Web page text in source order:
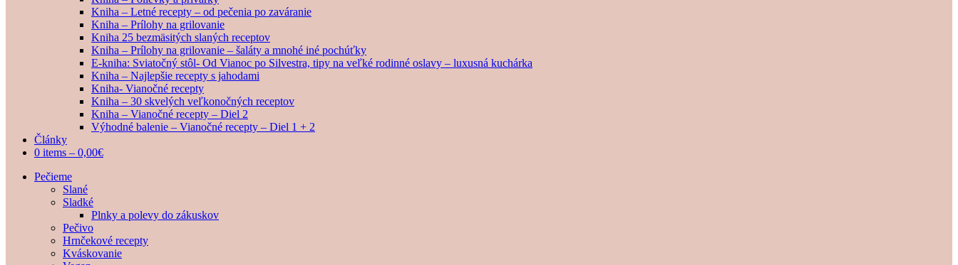
Kniha – Letné recepty – od pečenia po zaváranie
Kniha – Prílohy na grilovanie
Kniha 25 bezmäsitých slaných receptov
Kniha – Prílohy na grilovanie – šaláty a mnohé iné pochúťky
E-kniha: Sviatočný stôl- Od Vianoc po Silvestra, tipy na veľké rodinné oslavy – luxusná kuchárka
Kniha – Najlepšie recepty s jahodami
Kniha- Vianočné recepty
Kniha – 30 skvelých veľkonočných receptov
Kniha – Vianočné recepty – Diel 2
Výhodné balenie – Vianočné recepty – Diel 1 + 2
Články
0 items – 0,00€
Pečieme
Slané
Sladké
Plnky a polevy do zákuskov
Pečivo
Hrnčekové recepty
Kváskovanie